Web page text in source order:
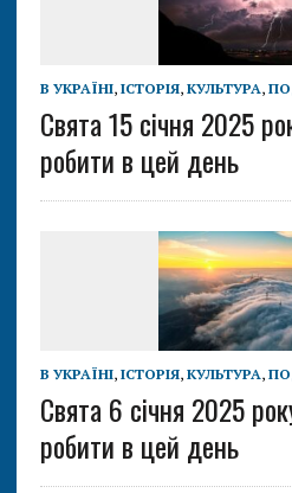
В УКРАЇНІ, ІСТОРІЯ, КУЛЬТУРА,
Свята 15 січня 2025
робити в цей день
В УКРАЇНІ, ІСТОРІЯ, КУЛЬТУРА,
Свята 6 січня 2025
робити в цей день